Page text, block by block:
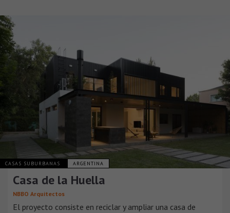
CASAS SUBURBANAS ARGENTINA
Casa de la Huella
NBBO Arquitectos
El proyecto consiste en reciclar y ampliar una casa de